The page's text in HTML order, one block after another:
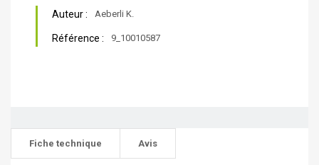
Auteur : Aeberli K.
Référence : 9_10010587
Fiche technique Avis